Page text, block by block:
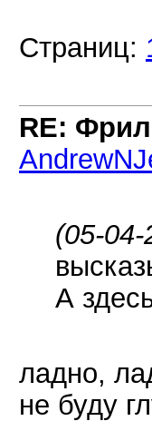
Страниц:
RE:
(05-
А
ладно,
не буду